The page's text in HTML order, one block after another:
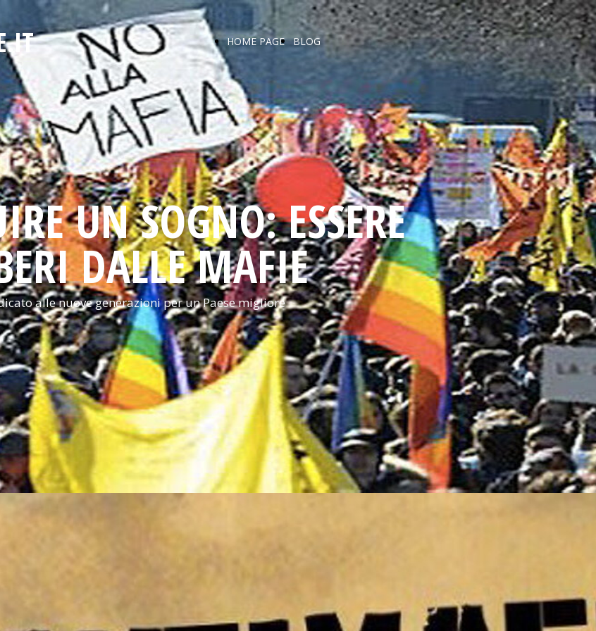
HOME PAGE BLOG
UN SOGNO: ESSERE
DALLE MAFIE
alle nuove generazioni per un Paese migliore